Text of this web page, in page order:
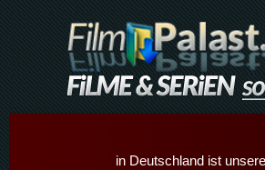
in Deutschland ist